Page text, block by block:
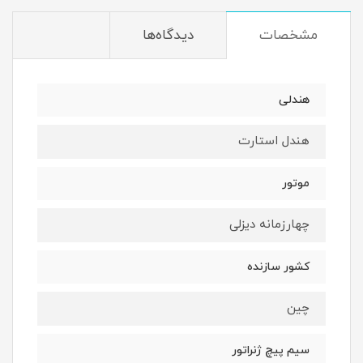
مشخصات دیدگاه‌ها
هندلی
هندل استارت
موتور
چهارزمانه دیزلی
کشور سازنده
چین
سیم پیچ ژنراتور